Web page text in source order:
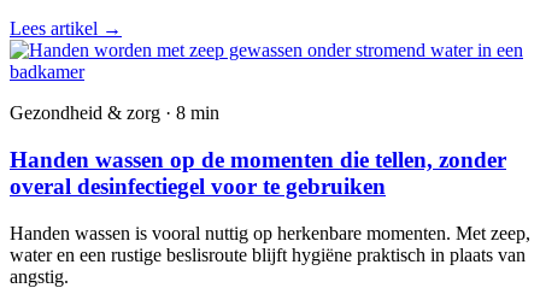
Lees artikel →
Gezondheid & zorg · 8 min
Handen wassen op de momenten die tellen, zonder
overal desinfectiegel voor te gebruiken
Handen wassen is vooral nuttig op herkenbare momenten. Met zeep,
water en een rustige beslisroute blijft hygiëne praktisch in plaats van
angstig.